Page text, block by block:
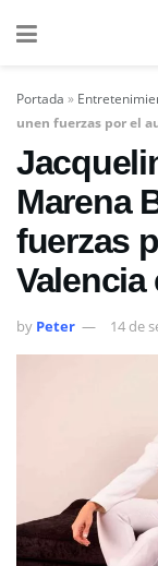
Portada »
unen fuerzas por el
Marena
fuerzas
Valencia
by Peter 14 de